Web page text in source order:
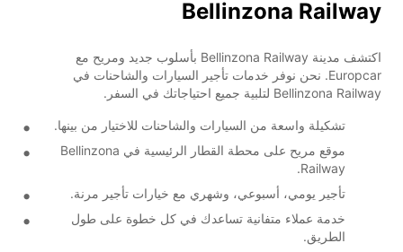
Bellinzona Railway
اكتشف مدينة Bellinzona Railway بأسلوب جديد ومريح مع
Europcar. نحن نوفر خدمات تأجير السيارات والشاحنات في
Bellinzona Railway لتلبية جميع احتياجاتك في السفر.
تشكيلة واسعة من السيارات والشاحنات للاختيار من بينها.
موقع مريح على محطة القطار الرئيسية في Bellinzona
Railway.
تأجير يومي، أسبوعي، وشهري مع خيارات تأجير مرنة.
خدمة عملاء متفانية تساعدك في كل خطوة على طول
الطريق.